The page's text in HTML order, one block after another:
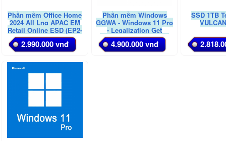
Phần mềm Office Home
2024 All Lng APAC EM
Retail Online ESD (EP2-
06796 )
2.990.000 vnđ
Phần mềm Windows
GGWA - Windows 11 Pro
- Legalization Get
Genuine (BẢN DOANH
NGHIỆP)
4.900.000 vnđ
SSD 1TB